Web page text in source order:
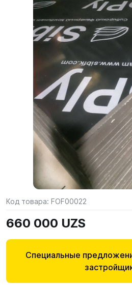
Код товара: FOF00022
660 000 UZS
Специальные